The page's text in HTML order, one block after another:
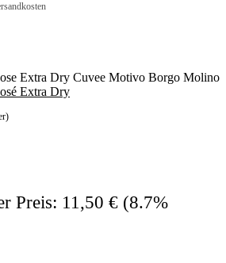
Extra Dry
Preis: 11,50 € (8.7%